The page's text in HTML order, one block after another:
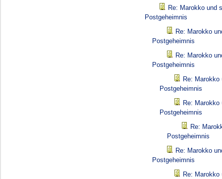
Re: Marokko und
Postgeheimnis
Re: Marokko
Postgeheimnis
Re: Marokko
Postgeheimnis
Re: Marokko
Postgeheimnis
Re: Marokko
Postgeheimnis
Re:
Postgeheimnis
Re: Marokko
Postgeheimnis
Re: Marokko